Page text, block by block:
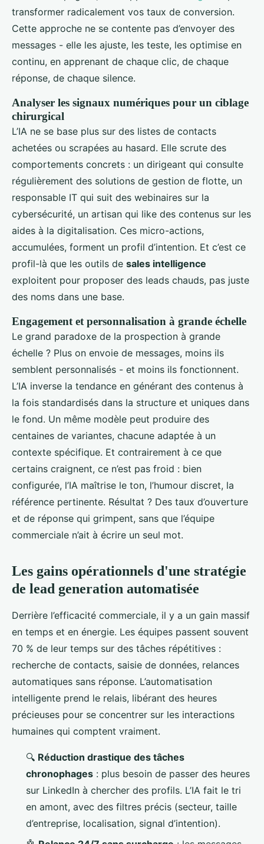
transformer radicalement vos taux de conversion.
Cette approche ne se contente pas d’envoyer des
messages - elle les ajuste, les teste, les optimise en
continu, en apprenant de chaque clic, de chaque
réponse, de chaque silence.
Analyser les signaux numériques pour un ciblage
chirurgical
L’IA ne se base plus sur des listes de contacts
achetées ou scrapées au hasard. Elle scrute des
comportements concrets : un dirigeant qui consulte
régulièrement des solutions de gestion de flotte, un
responsable IT qui suit des webinaires sur la
cybersécurité, un artisan qui like des contenus sur les
aides à la digitalisation. Ces micro-actions,
accumulées, forment un profil d’intention. Et c’est ce
profil-là que les outils de sales intelligence
exploitent pour proposer des leads chauds, pas juste
des noms dans une base.
Engagement et personnalisation à grande échelle
Le grand paradoxe de la prospection à grande
échelle ? Plus on envoie de messages, moins ils
semblent personnalisés - et moins ils fonctionnent.
L’IA inverse la tendance en générant des contenus à
la fois standardisés dans la structure et uniques dans
le fond. Un même modèle peut produire des
centaines de variantes, chacune adaptée à un
contexte spécifique. Et contrairement à ce que
certains craignent, ce n’est pas froid : bien
configurée, l’IA maîtrise le ton, l’humour discret, la
référence pertinente. Résultat ? Des taux d’ouverture
et de réponse qui grimpent, sans que l’équipe
commerciale n’ait à écrire un seul mot.
Les gains opérationnels d'une stratégie
de lead generation automatisée
Derrière l’efficacité commerciale, il y a un gain massif
en temps et en énergie. Les équipes passent souvent
70 % de leur temps sur des tâches répétitives :
recherche de contacts, saisie de données, relances
automatiques sans réponse. L’automatisation
intelligente prend le relais, libérant des heures
précieuses pour se concentrer sur les interactions
humaines qui comptent vraiment.
🔍 Réduction drastique des tâches
chronophages : plus besoin de passer des heures
sur LinkedIn à chercher des profils. L’IA fait le tri
en amont, avec des filtres précis (secteur, taille
d’entreprise, localisation, signal d’intention).